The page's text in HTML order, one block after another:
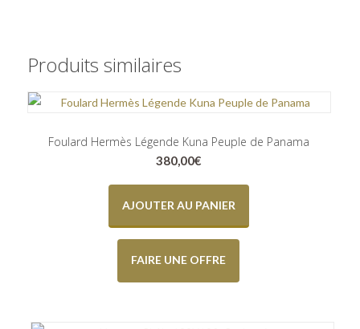
Produits similaires
Foulard Hermès Légende Kuna Peuple de Panama
380,00€
AJOUTER AU PANIER
FAIRE UNE OFFRE